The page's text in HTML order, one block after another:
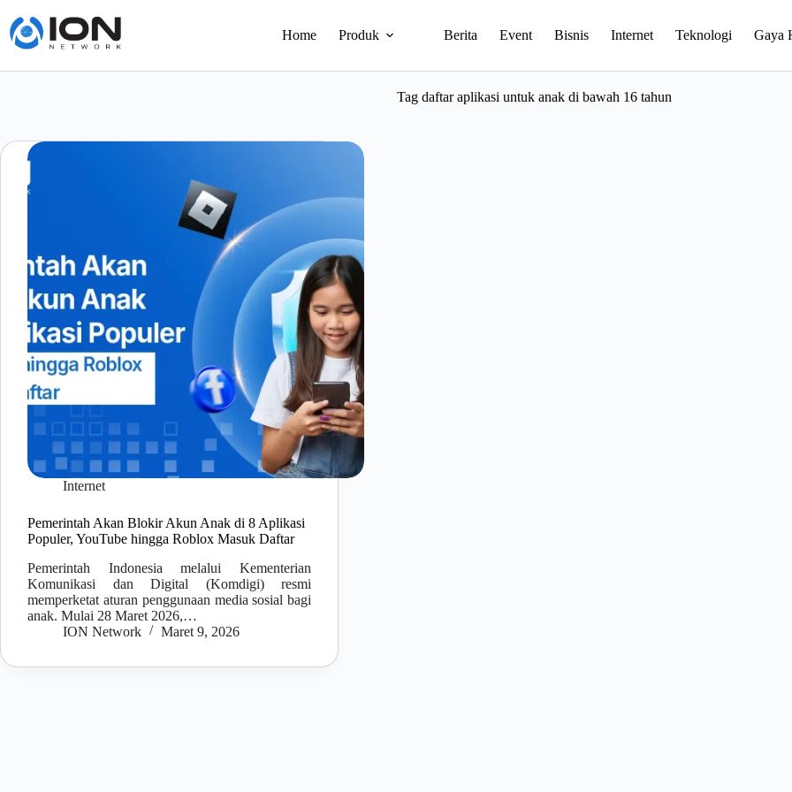
content
Home Produk Berita Event Bisnis Internet Teknologi Gaya
Tag daftar aplikasi untuk anak di bawah 16 tahun
Internet
Pemerintah Akan Blokir Akun Anak di 8 Aplikasi
Populer, YouTube hingga Roblox Masuk Daftar
Pemerintah Indonesia melalui Kementerian
Komunikasi dan Digital (Komdigi) resmi
memperketat aturan penggunaan media sosial bagi
anak. Mulai 28 Maret 2026,…
ION Network
Maret 9, 2026